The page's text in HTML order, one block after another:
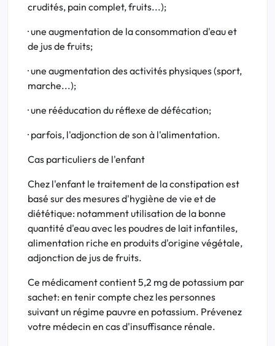
crudités, pain complet, fruits...);
· une augmentation de la consommation d'eau et
de jus de fruits;
· une augmentation des activités physiques (sport,
marche...);
· une rééducation du réflexe de défécation;
· parfois, l'adjonction de son à l'alimentation.
Cas particuliers de l'enfant
Chez l'enfant le traitement de la constipation est
basé sur des mesures d'hygiène de vie et de
diététique: notamment utilisation de la bonne
quantité d'eau avec les poudres de lait infantiles,
alimentation riche en produits d'origine végétale,
adjonction de jus de fruits.
Ce médicament contient 5,2 mg de potassium par
sachet: en tenir compte chez les personnes
suivant un régime pauvre en potassium. Prévenez
votre médecin en cas d'insuffisance rénale.